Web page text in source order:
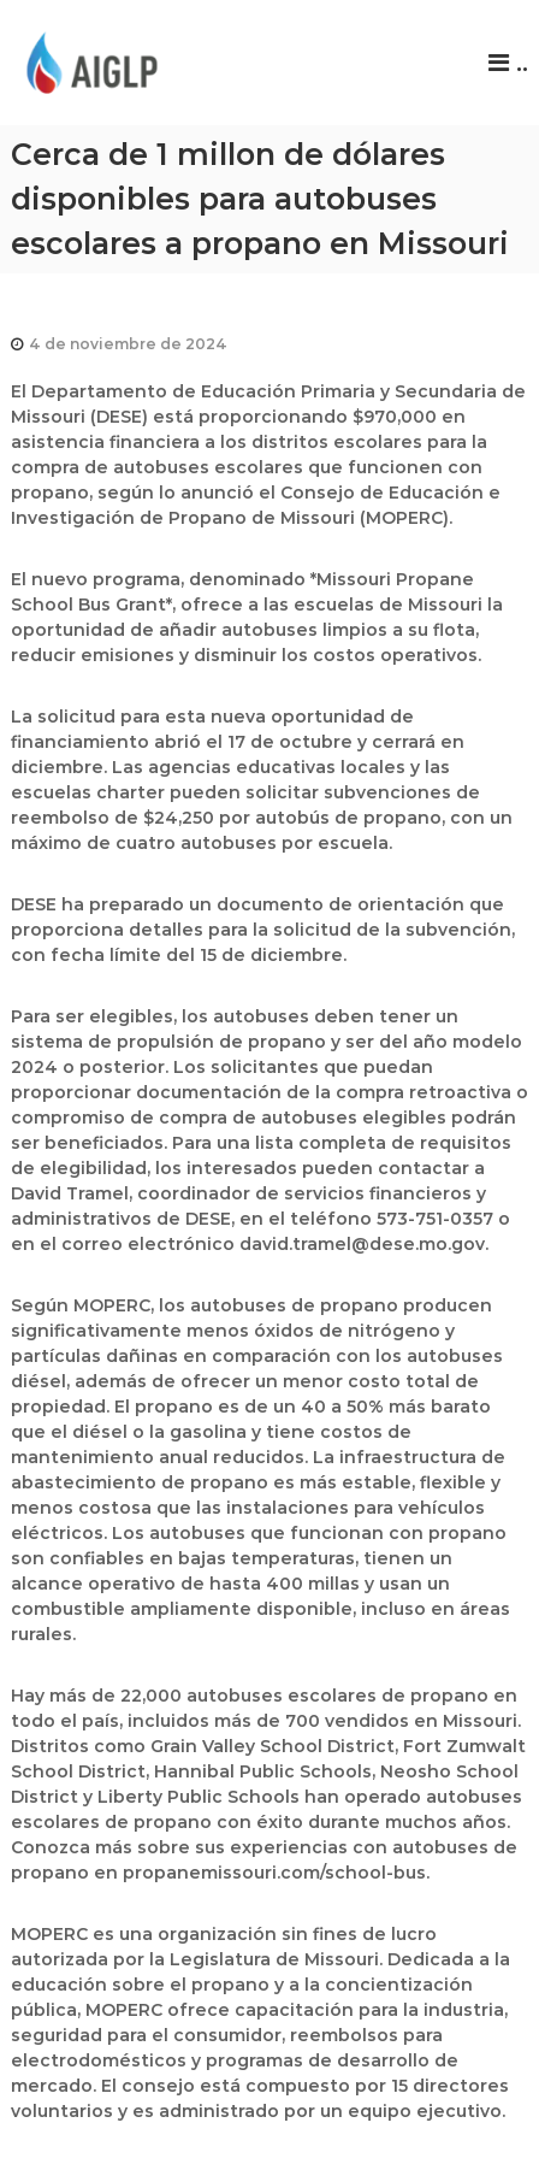
P
..
Cerca de 1 millon de dólares
disponibles para autobuses
escolares a propano en Missouri
4 de noviembre de 2024
El Departamento de Educación Primaria y Secundaria de
Missouri (DESE) está proporcionando $970,000 en
asistencia financiera a los distritos escolares para la
compra de autobuses escolares que funcionen con
propano, según lo anunció el Consejo de Educación e
Investigación de Propano de Missouri (MOPERC).
El nuevo programa, denominado *Missouri Propane
School Bus Grant*, ofrece a las escuelas de Missouri la
oportunidad de añadir autobuses limpios a su flota,
reducir emisiones y disminuir los costos operativos.
La solicitud para esta nueva oportunidad de
financiamiento abrió el 17 de octubre y cerrará en
diciembre. Las agencias educativas locales y las
escuelas charter pueden solicitar subvenciones de
reembolso de $24,250 por autobús de propano, con un
máximo de cuatro autobuses por escuela.
DESE ha preparado un documento de orientación que
proporciona detalles para la solicitud de la subvención,
con fecha límite del 15 de diciembre.
Para ser elegibles, los autobuses deben tener un
sistema de propulsión de propano y ser del año modelo
2024 o posterior. Los solicitantes que puedan
proporcionar documentación de la compra retroactiva o
compromiso de compra de autobuses elegibles podrán
ser beneficiados. Para una lista completa de requisitos
de elegibilidad, los interesados pueden contactar a
David Tramel, coordinador de servicios financieros y
administrativos de DESE, en el teléfono 573-751-0357 o
en el correo electrónico david.tramel@dese.mo.gov.
Según MOPERC, los autobuses de propano producen
significativamente menos óxidos de nitrógeno y
partículas dañinas en comparación con los autobuses
diésel, además de ofrecer un menor costo total de
propiedad. El propano es de un 40 a 50% más barato
que el diésel o la gasolina y tiene costos de
mantenimiento anual reducidos. La infraestructura de
abastecimiento de propano es más estable, flexible y
menos costosa que las instalaciones para vehículos
eléctricos. Los autobuses que funcionan con propano
son confiables en bajas temperaturas, tienen un
alcance operativo de hasta 400 millas y usan un
combustible ampliamente disponible, incluso en áreas
rurales.
Hay más de 22,000 autobuses escolares de propano en
todo el país, incluidos más de 700 vendidos en Missouri.
Distritos como Grain Valley School District, Fort Zumwalt
School District, Hannibal Public Schools, Neosho School
District y Liberty Public Schools han operado autobuses
escolares de propano con éxito durante muchos años.
Conozca más sobre sus experiencias con autobuses de
propano en propanemissouri.com/school-bus.
MOPERC es una organización sin fines de lucro
autorizada por la Legislatura de Missouri. Dedicada a la
educación sobre el propano y a la concientización
pública, MOPERC ofrece capacitación para la industria,
seguridad para el consumidor, reembolsos para
electrodomésticos y programas de desarrollo de
mercado. El consejo está compuesto por 15 directores
voluntarios y es administrado por un equipo ejecutivo.